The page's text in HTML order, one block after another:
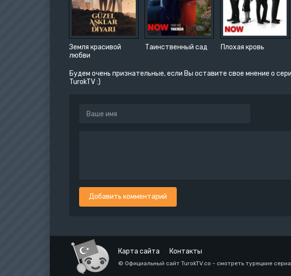
Земля красивой
любви
Таинственный сад Плохая кровь
Будем очень признательные, если Вы оставите свое мнение о
TurokTV :)
Добавить комментарий
Карта сайта Контакты
© Официальный сайт TurokTV.co - смотреть турецкие